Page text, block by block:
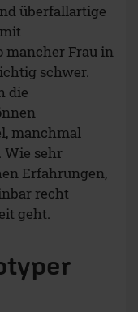
überfallartige
mancher Frau in
schwer.
die
manchmal
Wie sehr
Erfahrungen,
recht
geht.